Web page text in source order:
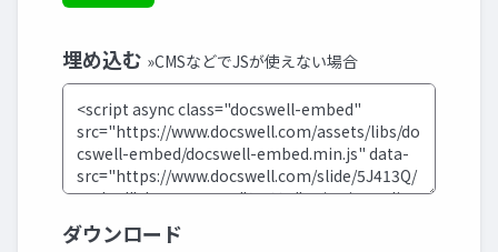
埋め込む »CMSなどでJSが使えない場合
ダウンロード